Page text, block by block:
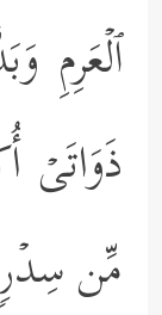
ٱلۡعَرِمِ
مِّن